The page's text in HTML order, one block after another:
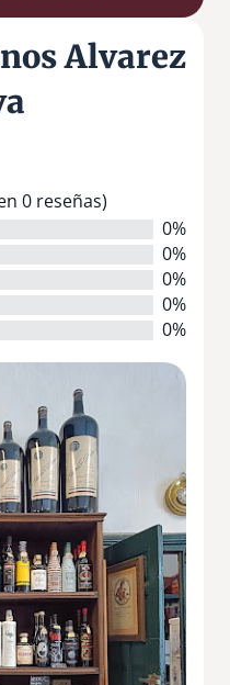
Alvarez
0 reseñas)
0%
0%
0%
0%
0%